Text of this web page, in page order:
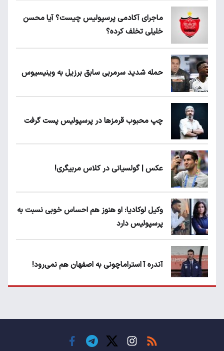
ماجرای آکادمی پرسپولیس چیست؟ آیا محسن
خلیلی تخلف کرده؟
حمله شدید سرمربی سابق برزیل به وینیسیوس
چپ محبوب قرمزها در پرسپولیس پست گرفت
عکس | گولسیانی در کلاس مربیگری!
وکیل لوکادیا: او هنوز هم احساس خوبی نسبت به
پرسپولیس دارد
آندره آ استراماچونی به اصفهان هم نمی‌رود!
حسن روی هوا!